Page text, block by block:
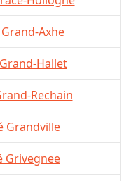
Axhe
Hallet
Rechain
Grandville
Grivegnee